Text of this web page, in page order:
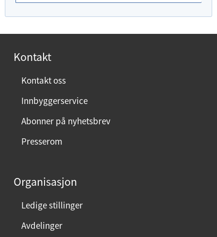
o
r
n
m
n
Kontakt
Kontakt oss
Innbyggerservice
Abonner på nyhetsbrev
Presserom
Organisasjon
Ledige stillinger
Avdelinger